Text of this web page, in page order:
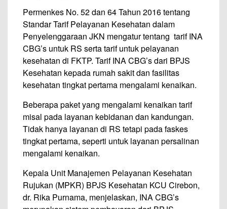
Permenkes No. 52 dan 64 Tahun 2016 tentang
Standar Tarif Pelayanan Kesehatan dalam
Penyelenggaraan JKN mengatur tentang tarif INA
CBG’s untuk RS serta tarif untuk pelayanan
kesehatan di FKTP. Tarif INA CBG’s dari BPJS
Kesehatan kepada rumah sakit dan fasilitas
kesehatan tingkat pertama mengalami kenaikan.
Beberapa paket yang mengalami kenaikan tarif
misal pada layanan kebidanan dan kandungan.
Tidak hanya layanan di RS tetapi pada faskes
tingkat pertama, seperti untuk layanan persalinan
mengalami kenaikan.
Kepala Unit Manajemen Pelayanan Kesehatan
Rujukan (MPKR) BPJS Kesehatan KCU Cirebon,
dr. Rika Purnama, menjelaskan, INA CBG’s